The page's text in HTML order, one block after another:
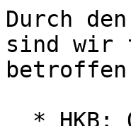
Durch
sind wir